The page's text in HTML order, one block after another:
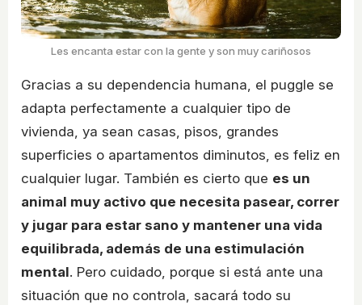
Les encanta estar con la gente y son muy cariñosos
Gracias a su dependencia humana, el puggle se
adapta perfectamente a cualquier tipo de
vivienda, ya sean casas, pisos, grandes
superficies o apartamentos diminutos, es feliz en
cualquier lugar. También es cierto que es un
animal muy activo que necesita pasear, correr
y jugar para estar sano y mantener una vida
equilibrada, además de una estimulación
mental. Pero cuidado, porque si está ante una
situación que no controla, sacará todo su